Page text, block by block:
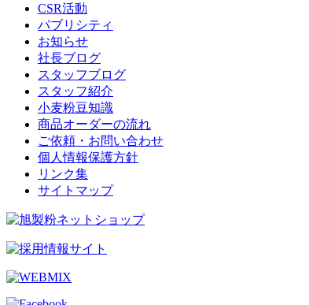
CSR活動
パブリシティ
お知らせ
社長ブログ
スタッフブログ
スタッフ紹介
小麦粉豆知識
商品オーダーの流れ
ご依頼・お問い合わせ
個人情報保護方針
リンク集
サイトマップ